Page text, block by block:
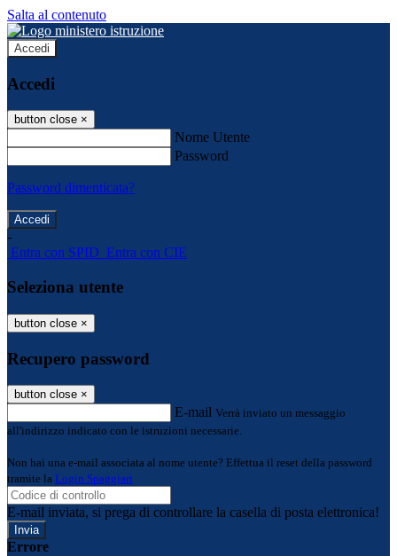
Salta al contenuto
Accedi
Accedi
button close ×
Nome Utente
Password
Password dimenticata?
-
Entra con SPID Entra con CIE
Seleziona utente
button close ×
Recupero password
button close ×
E-mail Verrà inviato un messaggio
all'indirizzo indicato con le istruzioni necessarie.
Non hai una e-mail associata al nome utente? Effettua il reset della password
tramite la Login Spaggiari
E-mail inviata, si prega di controllare la casella di posta elettronica!
Errore